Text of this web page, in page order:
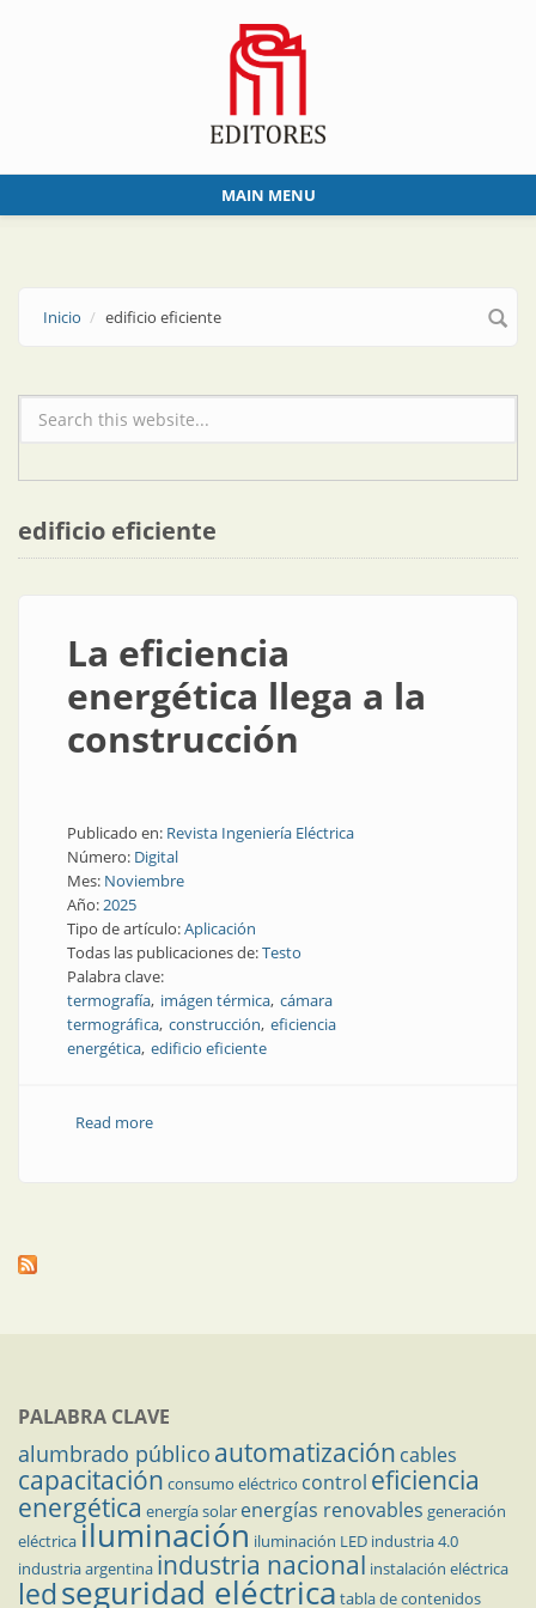
MAIN MENU
Inicio edificio eficiente
Formulario de búsqueda
edificio eficiente
La eficiencia
energética llega a la
construcción
Publicado en: Revista Ingeniería Eléctrica
Número: Digital
Mes: Noviembre
Año:2025
Tipo de artículo:Aplicación
Todas las publicaciones de:Testo
Palabra clave:
termografía imágen térmica cámara
termográfica construcción eficiencia
energética edificio eficiente
Read moreabout La eficiencia energética llega a la construcción
PALABRA CLAVE
alumbrado público automatización cables
capacitación consumo eléctrico control eficiencia
energética energía solar energías renovables generación
eléctricailuminación iluminación LED industria 4.0
industria argentina industria nacional instalación eléctrica
ledseguridad eléctrica tabla de contenidos